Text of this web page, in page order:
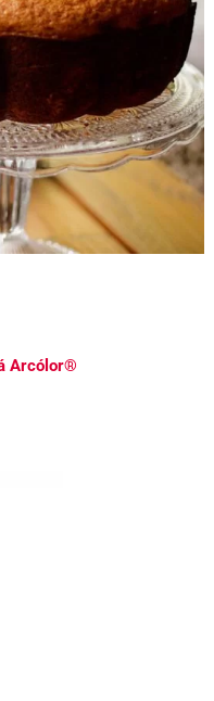
Arcólor®